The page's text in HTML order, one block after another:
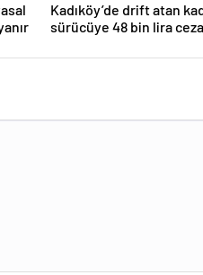
Kadıköy’de drift atan
sürücüye 48 bin lira ceza